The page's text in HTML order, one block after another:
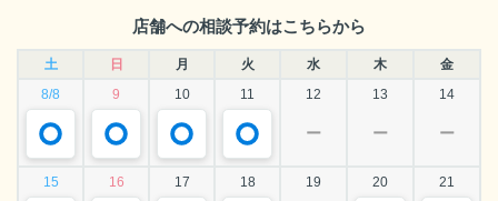
店舗への相談予約はこちらから
土 日 月 火 水 木
金
8/8
9 10 11 12 13 14
ー ー ー
15 16 17 18 19 20 21